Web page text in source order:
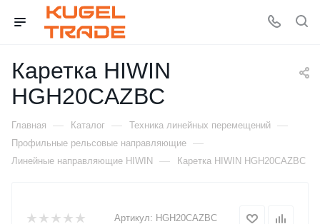
Каретка HIWIN
HGH20CAZBC
Главная — Каталог — Техника линейных перемещений —
Профильные рельсовые направляющие —
Линейные направляющие HIWIN — Каретка HIWIN HGH20CAZBC
Артикул: HGH20CAZBC